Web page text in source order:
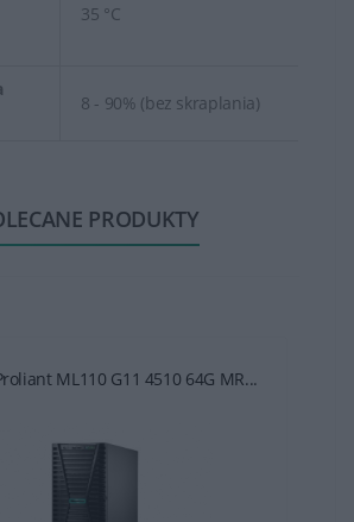
35 °C
8 - 90% (bez skraplania)
PRODUKTY
ML110 G11 4510 64G MR...